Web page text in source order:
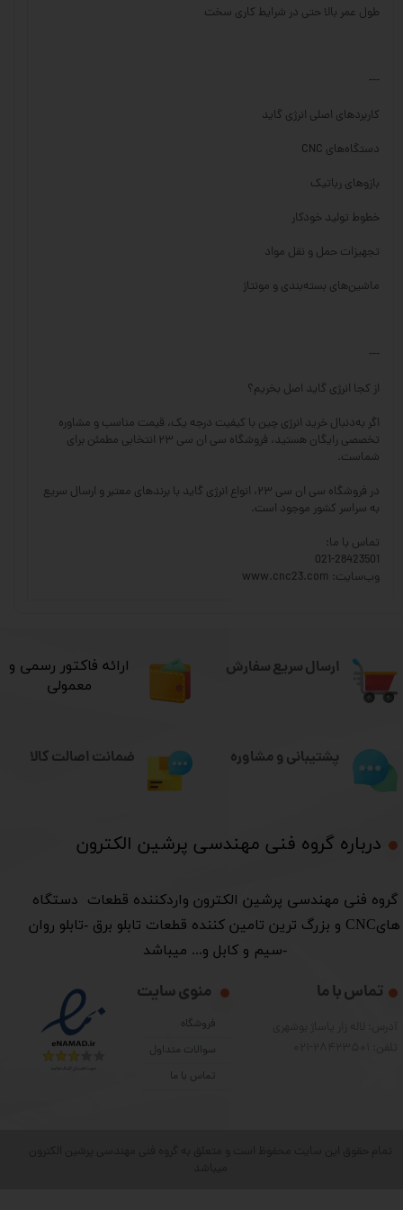
طول عمر بالا حتی در شرایط کاری سخت
---
کاربردهای اصلی انرژی گاید
دستگاه‌های CNC
بازوهای رباتیک
خطوط تولید خودکار
تجهیزات حمل و نقل مواد
ماشین‌های بسته‌بندی و مونتاژ
---
از کجا انرژی گاید اصل بخریم؟
اگر به‌دنبال خرید انرژی چین با کیفیت درجه یک، قیمت مناسب و مشاوره
تخصصی رایگان هستید، فروشگاه سی ان سی ۲۳ انتخابی مطمئن برای
شماست.
در فروشگاه سی ان سی ۲۳، انواع انرژی گاید با برندهای معتبر و ارسال سریع
به سراسر کشور موجود است.
تماس با ما:
021-28423501
وب‌سایت: www.cnc23.com
ارسال سریع سفارش
درباره گروه فنی مهندسی پرشین الکترون​​​​​​​
​گروه فنی مهندسی پرشین الکترون واردکننده قطعات دستگاه
هایCNC و بزرگ ترین تامین کننده قطعات تابلو برق -تابلو روان
-سیم و کابل و... میباشد
منوی سایت
فروشگاه
سوالات متداول
تماس با ما
تماس با ما
​ارائه فاکتور رسمی و
معمولی
پشتیبانی و مشاوره ضمانت اصالت کالا